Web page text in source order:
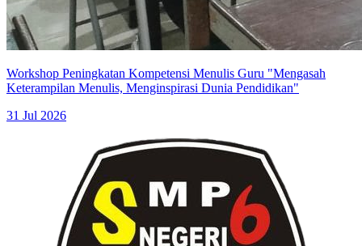
Workshop Peningkatan Kompetensi Menulis Guru "Mengasah
Keterampilan Menulis, Menginspirasi Dunia Pendidikan"
31 Jul 2026